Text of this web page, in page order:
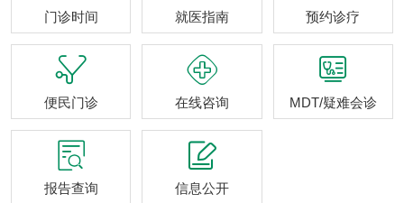
门诊时间 就医指南 预约诊疗

便民门诊

在线咨询

MDT/疑难会诊

报告查询

信息公开